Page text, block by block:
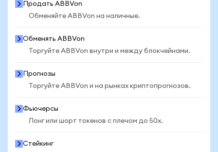
Продать ABBVon
Обменяйте ABBVon на наличные.
Обменять ABBVon
Торгуйте ABBVon внутри и между блокчейнами.
Прогнозы
Торгуйте ABBVon и на рынках криптопрогнозов.
Фьючерсы
Лонг или шорт токенов с плечом до 50x.
Стейкинг